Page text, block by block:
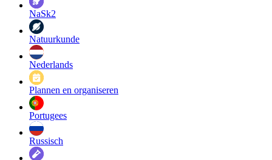
NaSk2
Natuurkunde
Nederlands
Plannen en organiseren
Portugees
Russisch